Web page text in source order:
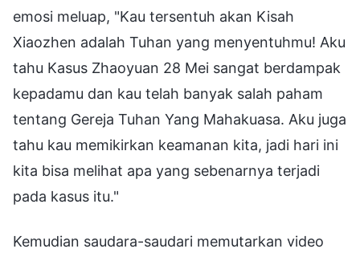
emosi meluap, "Kau tersentuh akan Kisah
Xiaozhen adalah Tuhan yang menyentuhmu! Aku
tahu Kasus Zhaoyuan 28 Mei sangat berdampak
kepadamu dan kau telah banyak salah paham
tentang Gereja Tuhan Yang Mahakuasa. Aku juga
tahu kau memikirkan keamanan kita, jadi hari ini
kita bisa melihat apa yang sebenarnya terjadi
pada kasus itu."
Kemudian saudara-saudari memutarkan video